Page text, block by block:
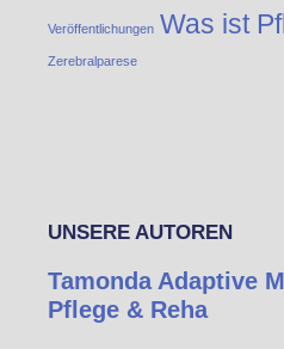
Veröffentlichungen Was ist
Zerebralparese
UNSERE AUTOREN
Tamonda Adaptive
Pflege & Reha